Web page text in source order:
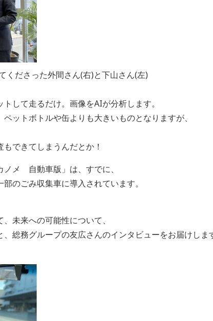
くださった外間さん(右)と下山さん(左)
して走るだけ。画像をAIが分析します。
ットボトルや缶よりも大きいものとなりますが、
できてしまうんだとか！
メ 自動車版」は、すでに、
のごみ収集車に導入されています。
未来への可能性について、
総務グループの友広さんのインタビューをお届けしま